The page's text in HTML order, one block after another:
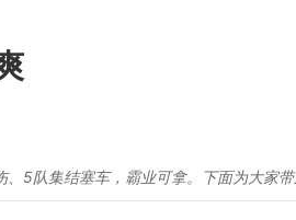
5队集结塞车，霸业可拿。下面为大家